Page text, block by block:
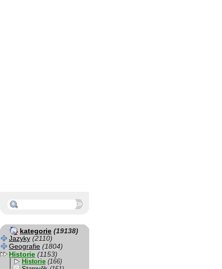
kategorie (19138)
Jazyky (2110)
Geografie (1804)
Historie (1153)
Historie (166)